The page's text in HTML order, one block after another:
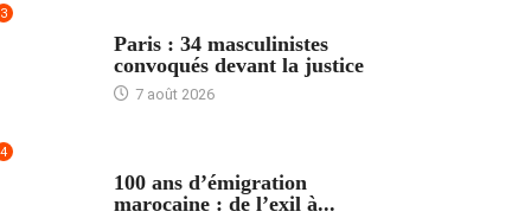
3
Paris : 34 masculinistes
convoqués devant la justice
7 août 2026
4
100 ans d’émigration
marocaine : de l’exil à...